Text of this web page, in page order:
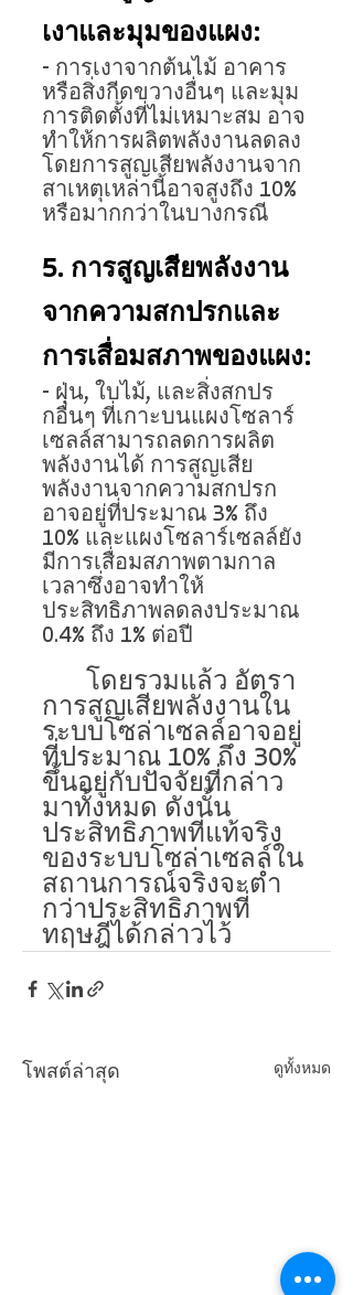
เงาและมุมของแผง:
- การเงาจากต้นไม้ อาคาร
หรือสิ่งกีดขวางอื่นๆ และมุม
การติดตั้งที่ไม่เหมาะสม อาจ
ทำให้การผลิตพลังงานลดลง
โดยการสูญเสียพลังงานจาก
สาเหตุเหล่านี้อาจสูงถึง 10%
หรือมากกว่าในบางกรณี
5. การสูญเสียพลังงาน
จากความสกปรกและ
การเสื่อมสภาพของแผง:
- ฝุ่น, ใบไม้, และสิ่งสกปร
กอื่นๆ ที่เกาะบนแผงโซลาร์
เซลล์สามารถลดการผลิต
พลังงานได้ การสูญเสีย
พลังงานจากความสกปรก
อาจอยู่ที่ประมาณ 3% ถึง
10% และแผงโซลาร์เซลล์ยัง
มีการเสื่อมสภาพตามกาล
เวลาซึ่งอาจทำให้
ประสิทธิภาพลดลงประมาณ
0.4% ถึง 1% ต่อปี
การสูญเสียพลังงานใน
ระบบโซล่าเซลล์อาจอยู่
ที่ประมาณ 10% ถึง 30%
ขึ้นอยู่กับปัจจัยที่กล่าว
มาทั้งหมด ดังนั้น
ประสิทธิภาพที่แท้จริง
ของระบบโซล่าเซลล์ใน
สถานการณ์จริงจะต่ำ
กว่าประสิทธิภาพที่
ทฤษฎีได้กล่าวไว้
โพสต์ล่าสุด ดูทั้งหมด